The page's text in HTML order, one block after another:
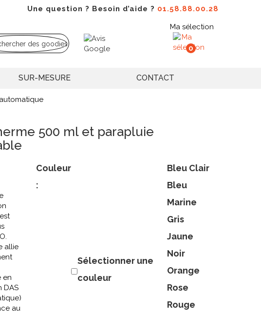
Une question ? Besoin d’aide ? 01.58.88.00.28
Ma sélection
0
SUR-MESURE CONTACT
500 ml et parapluie
allie
en
DAS
au
Couleur
:
Sélectionner une
couleur
Bleu Clair
Bleu
Marine
Gris
Jaune
Noir
Orange
Rose
Rouge